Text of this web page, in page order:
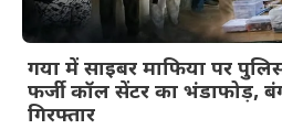
गया में साइबर माफिया पर
फर्जी कॉल सेंटर का भंडाफोड़,
गिरफ्तार